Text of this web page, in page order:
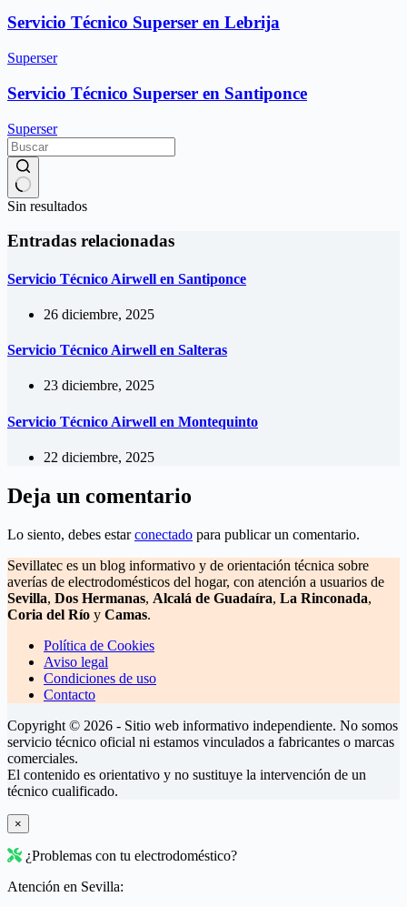
Servicio Técnico Superser en Lebrija
Superser
Servicio Técnico Superser en Santiponce
Superser
Sin resultados
Entradas relacionadas
Servicio Técnico Airwell en Santiponce
26 diciembre, 2025
Servicio Técnico Airwell en Salteras
23 diciembre, 2025
Servicio Técnico Airwell en Montequinto
22 diciembre, 2025
Deja un comentario
Lo siento, debes estarconectado para publicar un comentario.
Sevillatec es un blog informativo y de orientación técnica sobre
averías de electrodomésticos del hogar, con atención a usuarios de
Sevilla, Dos Hermanas, Alcalá de Guadaíra, La Rinconada,
Coria del Río y Camas.
Política de Cookies
Aviso legal
Condiciones de uso
Contacto
Copyright © 2026 - Sitio web informativo independiente. No somos
servicio técnico oficial ni estamos vinculados a fabricantes o marcas
comerciales.
El contenido es orientativo y no sustituye la intervención de un
técnico cualificado.
×
¿Problemas con tu electrodoméstico?
Atención en Sevilla: